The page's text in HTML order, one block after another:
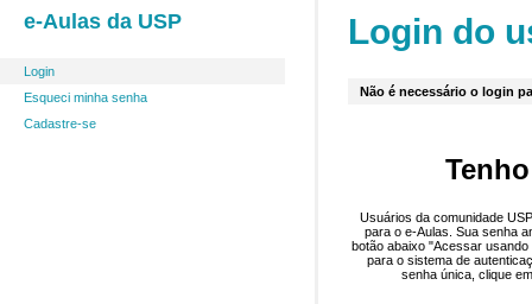
e-Aulas da USP
Login
Esqueci minha senha
Cadastre-se
Login do
Não é necessário o login
Usuários da comunidade
para o e-Aulas. Sua senha
botão abaixo "Acessar
para o sistema de
senha única, clique